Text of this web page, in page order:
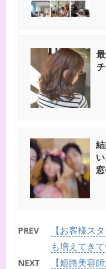
窓
PREV
【お客様ス
も増えてき
NEXT
【姫路美容